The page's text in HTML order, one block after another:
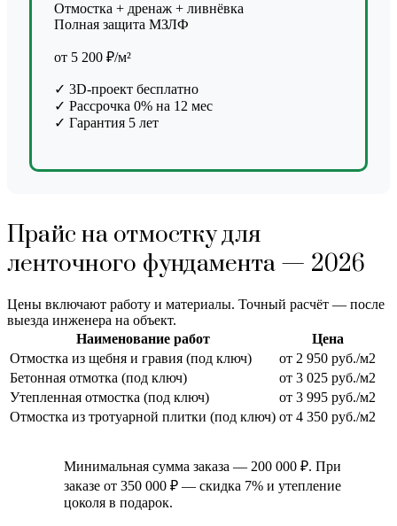
Отмостка + дренаж + ливнёвка
Полная защита МЗЛФ
от 5 200 ₽/м²
✓ 3D-проект бесплатно
✓ Рассрочка 0% на 12 мес
✓ Гарантия 5 лет
Прайс на отмостку для
ленточного фундамента — 2026
Цены включают работу и материалы. Точный расчёт — после
выезда инженера на объект.
Наименование работ
Цена
Отмостка из щебня и гравия (под ключ)
от 2 950 руб./м2
Бетонная отмотка (под ключ)
от 3 025 руб./м2
Утепленная отмостка (под ключ)
от 3 995 руб./м2
Отмостка из тротуарной плитки (под ключ) от 4 350 руб./м2
Минимальная сумма заказа — 200 000 ₽. При
заказе от 350 000 ₽ — скидка 7% и утепление
цоколя в подарок.